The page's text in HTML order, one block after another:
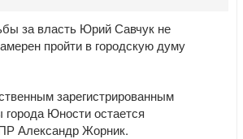
за власть Юрий Савчук не
пройти в городскую думу
зарегистрированным
Юности остается
Александр Жорник.